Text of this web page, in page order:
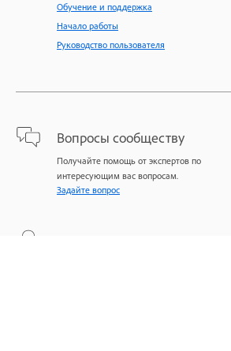
Обучение и поддержка
Начало работы
Руководство пользователя
Вопросы сообществу
Получайте помощь от экспертов по
интересующим вас вопросам.
Задайте вопрос